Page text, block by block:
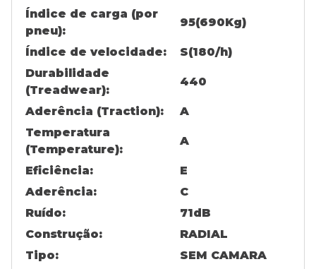
Índice de carga (por
pneu):
95(690Kg)
Índice de velocidade:
S(180/h)
Durabilidade
(Treadwear):
440
Aderência (Traction):
A
Temperatura
(Temperature):
A
Eficiência:
E
Aderência:
C
Ruído:
71dB
Construção:
RADIAL
Tipo:
SEM CAMARA